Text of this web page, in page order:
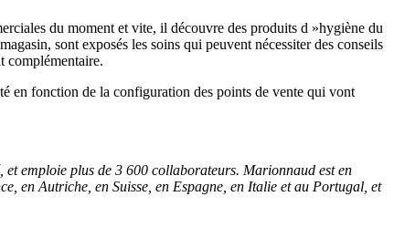
du moment et vite, il découvre des produits d »hygiène du
sont exposés les soins qui peuvent nécessiter des conseils
complémentaire.
en fonction de la configuration des points de vente qui vont
et emploie plus de 3 600 collaborateurs. Marionnaud est en
en Autriche, en Suisse, en Espagne, en Italie et au Portugal, et